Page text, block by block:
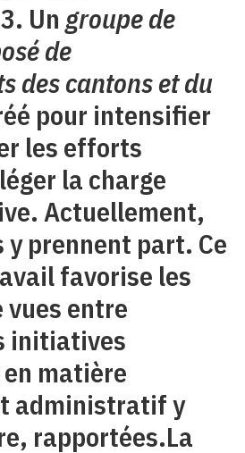
Un groupe de
de
des cantons et du
pour intensifier
les efforts
la charge
Actuellement,
prennent part. Ce
favorise les
vues entre
initiatives
matière
administratif y
rapportées.La